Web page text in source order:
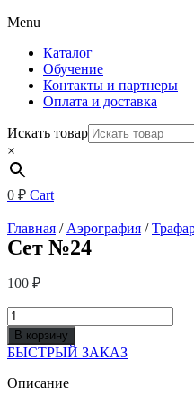
Menu
Каталог
Обучение
Контакты и партнеры
Оплата и доставка
Искать товар
×
0 ₽ Cart
Главная / Аэрография /
Сет №24
100 ₽
Количество
товара
Сет
№24
В корзину
БЫСТРЫЙ ЗАКАЗ
Описание